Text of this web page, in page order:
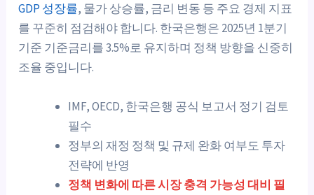
GDP 성장률, 물가 상승률, 금리 변동 등 주요 경제 지표
를 꾸준히 점검해야 합니다. 한국은행은 2025년 1분기
기준 기준금리를 3.5%로 유지하며 정책 방향을 신중히
조율 중입니다.
IMF, OECD, 한국은행 공식 보고서 정기 검토
필수
정부의 재정 정책 및 규제 완화 여부도 투자
전략에 반영
정책 변화에 따른 시장 충격 가능성 대비 필